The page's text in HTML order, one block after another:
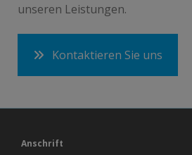
unseren Leistungen.
Kontaktieren Sie uns
Anschrift